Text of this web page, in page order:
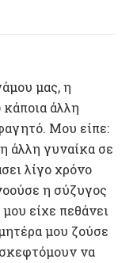
μας, η
άλλη
Μου είπε:
άλλη γυναίκα σε
λίγο χρόνο
η σύζυγος
είχε πεθάνει
μου ζούσε
να